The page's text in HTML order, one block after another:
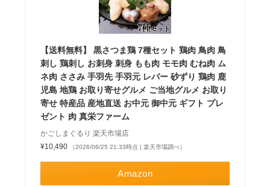
【送料無料】 黒さつま鶏 7種セット 鶏肉 鳥肉 鳥
刺し 鶏刺し お刺身 刺身 もも肉 モモ肉 むね肉 ム
ネ肉 ささみ 手羽先 手羽元 レバー 砂ずり 鶏肉 鹿
児島 地鶏 お取り寄せグルメ ご当地グルメ お取り
寄せ 特産品 産地直送 お中元 御中元 ギフト プレ
ゼント 肉 真栄ファーム
かごしまぐるり 楽天市場店
¥10,490
（2026/06/25 21:33時点 | 楽天市場調べ）
Amazon